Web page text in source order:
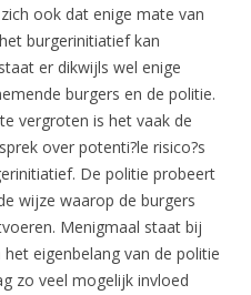
ook dat enige mate van
burgerinitiatief kan
er dikwijls wel enige
burgers en de politie.
vergroten is het vaak de
over potenti?le risico?s
De politie probeert
wijze waarop de burgers
Menigmaal staat bij
eigenbelang van de politie
zo veel mogelijk invloed